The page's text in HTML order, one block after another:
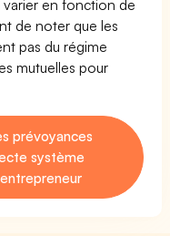
en fonction de
de noter que les
pas du régime
mutuelles pour
prévoyances
système